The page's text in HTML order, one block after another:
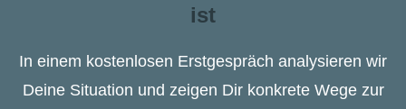
ist
In einem kostenlosen Erstgespräch analysieren wir
Deine Situation und zeigen Dir konkrete Wege zur